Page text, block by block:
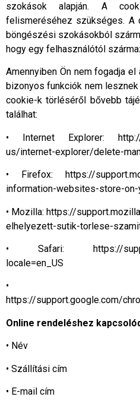
szokások alapján. A
felismeréséhez szükséges. A
böngészési szokásokból
hogy egy felhasználótól
Amennyiben Ön nem fogadja
bizonyos funkciók nem
cookie-k törléséről bővebb
találhat:
• Internet Explorer: http://
us/internet-explorer/delete-
• Firefox: https://
information-websites-store-on-
• Mozilla: https://
elhelyezett-sutik-torlese-
• Safari: https://
locale=en_US
•
https://support.google.com/
Online rendeléshez
• Név
• Szállítási cím
• E-mail cím